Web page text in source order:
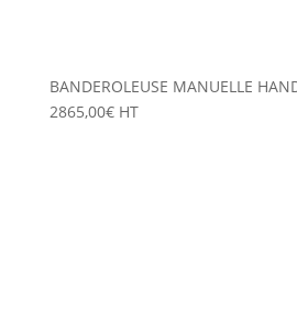
BANDEROLEUSE MANUELLE
2865,00€ HT